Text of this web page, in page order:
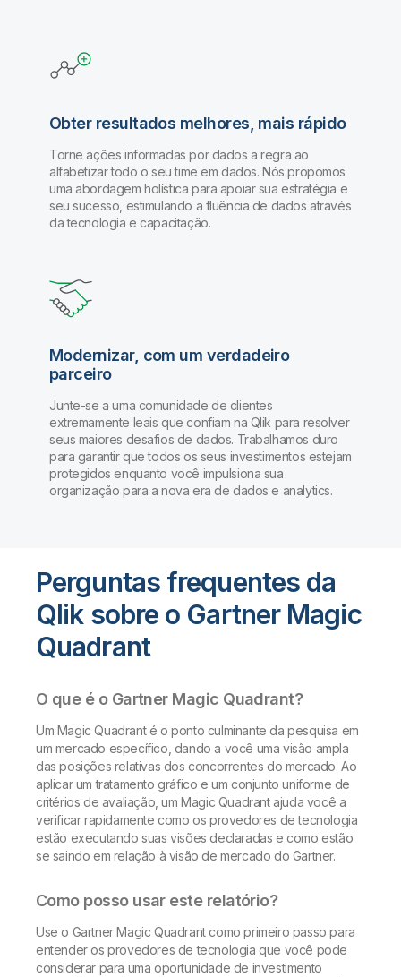
Obter resultados melhores, mais rápido
Torne ações informadas por dados a regra ao
alfabetizar todo o seu time em dados. Nós propomos
uma abordagem holística para apoiar sua estratégia e
seu sucesso, estimulando a fluência de dados através
da tecnologia e capacitação.
Modernizar, com um verdadeiro
parceiro
Junte-se a uma comunidade de clientes
extremamente leais que confiam na Qlik para resolver
seus maiores desafios de dados. Trabalhamos duro
para garantir que todos os seus investimentos estejam
protegidos enquanto você impulsiona sua
organização para a nova era de dados e analytics.
Perguntas frequentes da
Qlik sobre o Gartner Magic
Quadrant
O que é o Gartner Magic Quadrant?
Um Magic Quadrant é o ponto culminante da pesquisa em
um mercado específico, dando a você uma visão ampla
das posições relativas dos concorrentes do mercado. Ao
aplicar um tratamento gráfico e um conjunto uniforme de
critérios de avaliação, um Magic Quadrant ajuda você a
verificar rapidamente como os provedores de tecnologia
estão executando suas visões declaradas e como estão
se saindo em relação à visão de mercado do Gartner.
Como posso usar este relatório?
Use o Gartner Magic Quadrant como primeiro passo para
entender os provedores de tecnologia que você pode
considerar para uma oportunidade de investimento